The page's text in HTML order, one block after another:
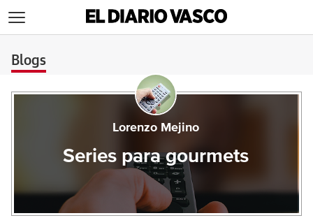
Blogs
Lorenzo Mejino
Series para gourmets